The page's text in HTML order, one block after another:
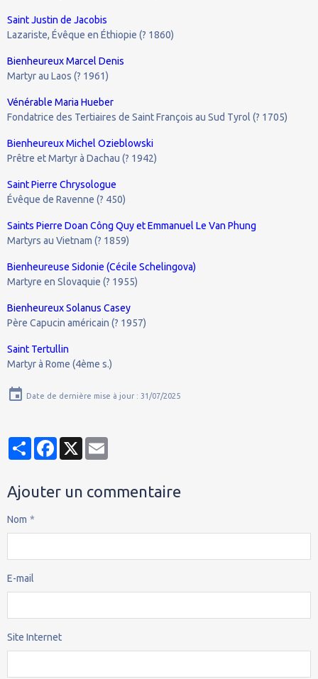
Saint Justin de Jacobis
Lazariste, Évêque en Éthiopie (? 1860)
Bienheureux Marcel Denis
Martyr au Laos (? 1961)
Vénérable Maria Hueber
Fondatrice des Tertiaires de Saint François au Sud Tyrol (? 1705)
Bienheureux Michel Ozieblowski
Prêtre et Martyr à Dachau (? 1942)
Saint Pierre Chrysologue
Évêque de Ravenne (? 450)
Saints Pierre Doan Công Quy et Emmanuel Le Van Phung
Martyrs au Vietnam (? 1859)
Bienheureuse Sidonie (Cécile Schelingova)
Martyre en Slovaquie (? 1955)
Bienheureux Solanus Casey
Père Capucin américain (? 1957)
Saint Tertullin
Martyr à Rome (4ème s.)
Date de dernière mise à jour : 31/07/2025
PartagerFacebook
X
Ajouter un commentaire
Nom
E-mail
Site Internet